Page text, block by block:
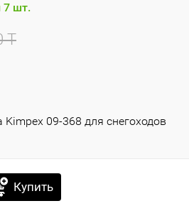
7 шт.
T
09-368 для снегоходов
Купить